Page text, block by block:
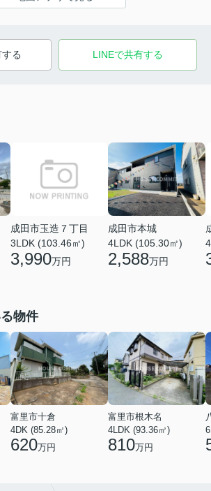
る LINEで共有する
成田市玉造７丁目
3LDK (103.46㎡)
3,990万円
成田市本城
4LDK (105.30㎡)
2,588万円
物件
富里市十倉
4DK (85.28㎡)
620万円
富里市根木名
4LDK (93.36㎡)
810万円